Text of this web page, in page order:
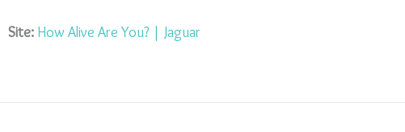
Site: How Alive Are You? | Jaguar